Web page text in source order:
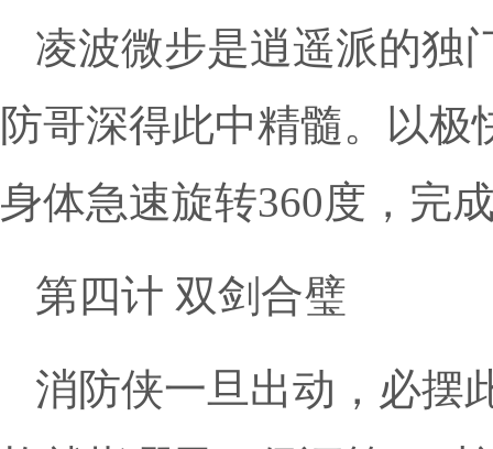
凌波微步是逍遥派的独
防哥深得此中精髓。以
身体急速旋转360度，完
第四计 双剑合璧
消防侠一旦出动，必摆